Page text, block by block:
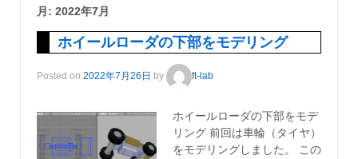
月: 2022年7月
ホイールローダの下部をモデリング
Posted on 2022年7月26日 by ft-lab
ホイールローダの下部をモデ
リング 前回は車輪（タイヤ）
をモデリングしました。 この